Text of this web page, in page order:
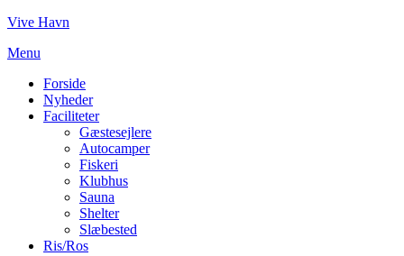
Skip
content
Vive Havn
Menu
Forside
Nyheder
Faciliteter
Gæstesejlere
Autocamper
Fiskeri
Klubhus
Sauna
Shelter
Slæbested
Ris/Ros